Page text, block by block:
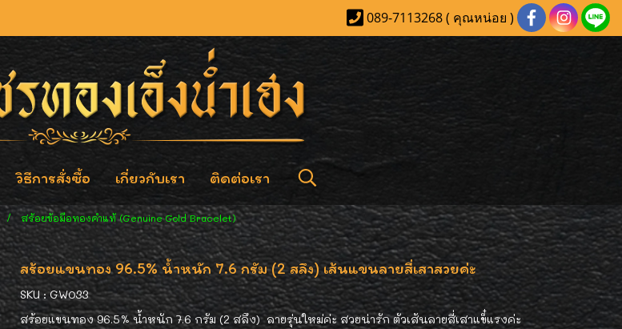
089-7113268 ( คุณหน่อย )
วิธีการสั่งซื้อ เกี่ยวกับเรา ติดต่อเรา
สร้อยข้อมือทองคำแท้ (Genuine Gold Bracelet)
สร้อยแขนทอง 96.5% น้ำหนัก 7.6 กรัม (2 สลึง) เส้นแขนลายสี่เสาสวยค่ะ
SKU : GW033
สร้อยแขนทอง 96.5% น้ำหนัก 7.6 กรัม (2 สลึง) ลายรุ่นใหม่ค่ะ สวยน่ารัก ตัวเส้นลายสี่เสาแข็๋แรงค่ะ